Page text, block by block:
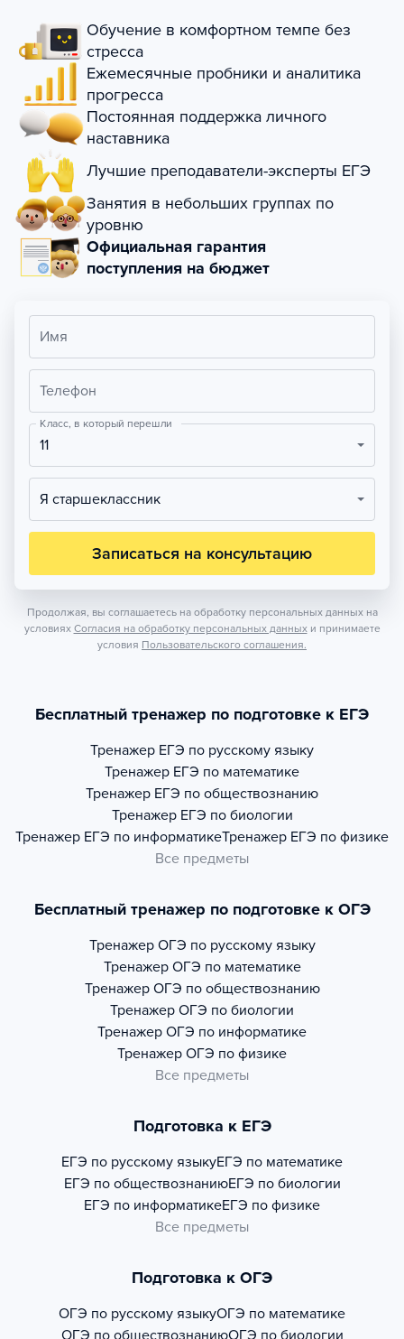
Обучение в комфортном темпе без
стресса
Ежемесячные пробники и аналитика
прогресса
Постоянная поддержка личного
наставника
Лучшие преподаватели-эксперты ЕГЭ
Занятия в небольших группах по
уровню
Официальная гарантия
поступления на бюджет
Имя
Телефон
Класс, в который перешли
11
Я старшеклассник
Записаться на консультацию
Продолжая, вы соглашаетесь на обработку персональных данных на
условиях Согласия на обработку персональных данных и принимаете
условия Пользовательского соглашения.
Бесплатный тренажер по подготовке к ЕГЭ
Тренажер ЕГЭ по русскому языку
Тренажер ЕГЭ по математике
Тренажер ЕГЭ по обществознанию
Тренажер ЕГЭ по биологии
Тренажер ЕГЭ по информатикеТренажер ЕГЭ по физике
Все предметы
Бесплатный тренажер по подготовке к ОГЭ
Тренажер ОГЭ по русскому языку
Тренажер ОГЭ по математике
Тренажер ОГЭ по обществознанию
Тренажер ОГЭ по биологии
Тренажер ОГЭ по информатике
Тренажер ОГЭ по физике
Все предметы
Подготовка к ЕГЭ
ЕГЭ по русскому языкуЕГЭ по математике
ЕГЭ по обществознаниюЕГЭ по биологии
ЕГЭ по информатикеЕГЭ по физике
Все предметы
Подготовка к ОГЭ
ОГЭ по русскому языкуОГЭ по математике
ОГЭ по обществознаниюОГЭ по биологии